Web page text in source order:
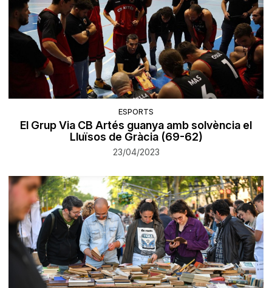
ESPORTS
El Grup Via CB Artés guanya amb solvència el
Lluïsos de Gràcia (69-62)
23/04/2023